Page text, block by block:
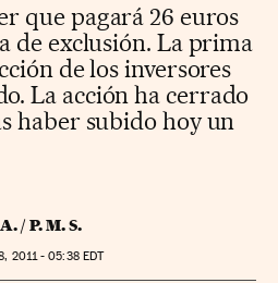
que pagará 26 euros
de exclusión. La prima
de los inversores
La acción ha cerrado
haber subido hoy un
/ P. M. S.
2011 - 05:38EDT